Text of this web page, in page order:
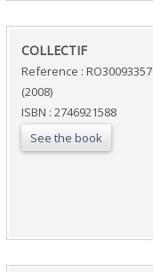
‎COLLECTIF‎
Reference : RO30093357
(2008)
ISBN : 2746921588
See the book